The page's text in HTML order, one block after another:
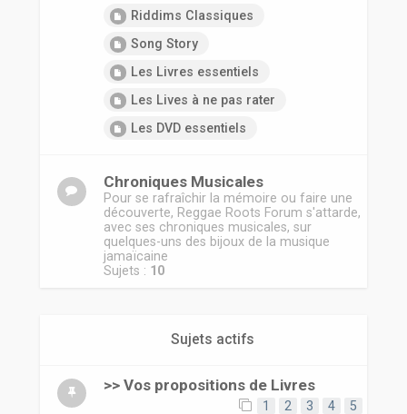
Riddims Classiques
Song Story
Les Livres essentiels
Les Lives à ne pas rater
Les DVD essentiels
Chroniques Musicales
Pour se rafraîchir la mémoire ou faire une
découverte, Reggae Roots Forum s'attarde,
avec ses chroniques musicales, sur
quelques-uns des bijoux de la musique
jamaïcaine
Sujets : 10
Sujets actifs
>> Vos propositions de Livres
1 2 3 4 5